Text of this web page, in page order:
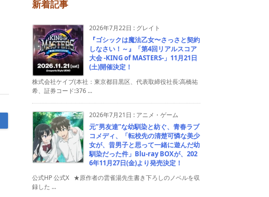
新着記事
2026年7月22日 : グレイト
『ゴシックは魔法乙女〜さっさと契約
しなさい！～』「第4回リアルスコア
大会 -KING of MASTERS-」11月21日
(土)開催決定！
株式会社ケイブ(本社：東京都目黒区、代表取締役社長:高橋祐
希、証券コード:376 ...
2026年7月21日 : アニメ・ゲーム
元”男友達”な幼馴染と紡ぐ、青春ラブ
コメディ、「転校先の清楚可憐な美少
女が、昔男子と思って一緒に遊んだ幼
馴染だった件」Blu-ray BOXが、202
6年11月27日(金)より発売決定！
公式HP 公式X ★原作者の雲雀湯先生書き下ろしのノベルを収
録した ...